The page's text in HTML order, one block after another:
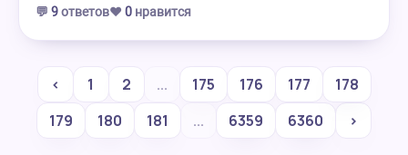
💬 9ответов❤️ 0 нравится
‹ 1 2 ... 175 176 177
178
179
180 181 ... 6359 6360 ›